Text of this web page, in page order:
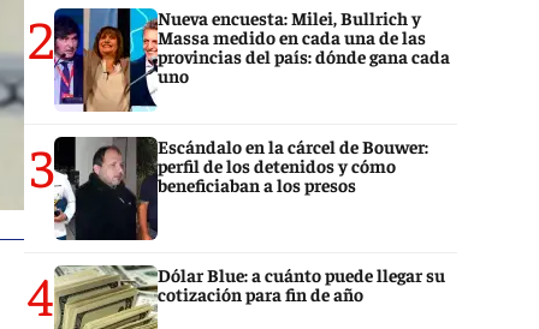
2
Nueva encuesta: Milei, Bullrich y
Massa medido en cada una de las
provincias del país: dónde gana cada
uno
3
Escándalo en la cárcel de Bouwer:
perfil de los detenidos y cómo
beneficiaban a los presos
4
Dólar Blue: a cuánto puede llegar su
cotización para fin de año